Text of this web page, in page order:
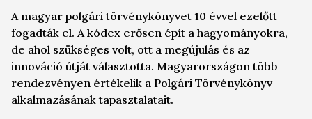
A magyar polgári törvénykönyvet 10 évvel ezelőtt
fogadták el. A kódex erősen épít a hagyományokra,
de ahol szükséges volt, ott a megújulás és az
innováció útját választotta. Magyarországon több
rendezvényen értékelik a Polgári Törvénykönyv
alkalmazásának tapasztalatait.